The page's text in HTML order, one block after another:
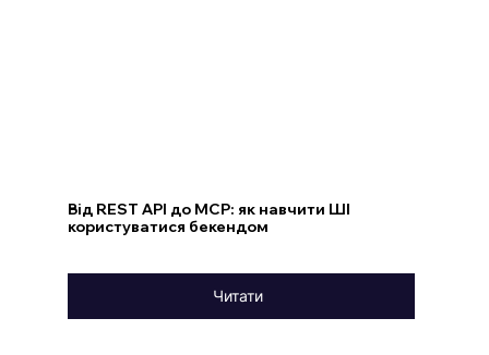
Від REST API до MCP: як навчити ШІ
користуватися бекендом
Читати